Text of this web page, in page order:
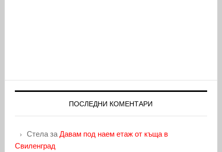
ПОСЛЕДНИ КОМЕНТАРИ
Стелаза Давам под наем етаж от къща в
Свиленград